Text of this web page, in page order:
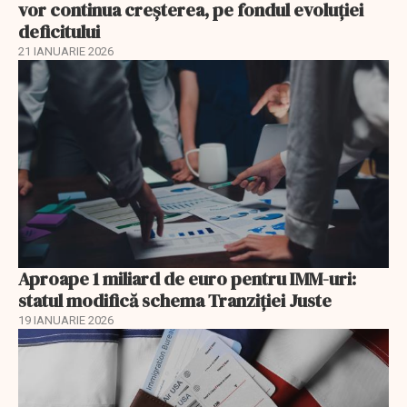
vor continua creșterea, pe fondul evoluției
deficitului
21 IANUARIE 2026
Aproape 1 miliard de euro pentru IMM-uri:
statul modifică schema Tranziției Juste
19 IANUARIE 2026